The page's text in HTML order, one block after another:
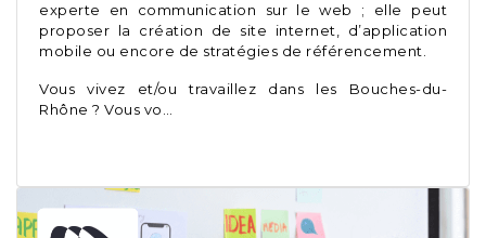
experte en communication sur le web ; elle peut
proposer la création de site internet, d’application
mobile ou encore de stratégies de référencement.
Vous vivez et/ou travaillez dans les Bouches-du-
Rhône ? Vous vo…